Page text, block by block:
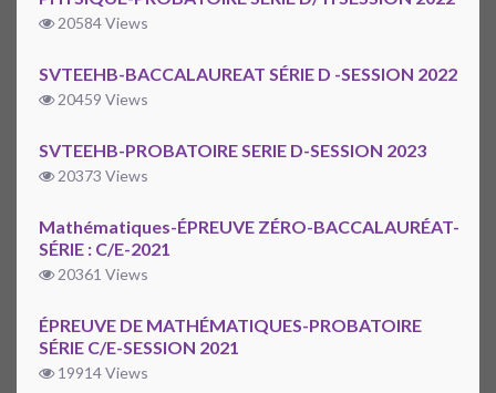
20584 Views
SVTEEHB-BACCALAUREAT SÉRIE D -SESSION 2022
20459 Views
SVTEEHB-PROBATOIRE SERIE D-SESSION 2023
20373 Views
Mathématiques-ÉPREUVE ZÉRO-BACCALAURÉAT-
SÉRIE : C/E-2021
20361 Views
ÉPREUVE DE MATHÉMATIQUES-PROBATOIRE
SÉRIE C/E-SESSION 2021
19914 Views